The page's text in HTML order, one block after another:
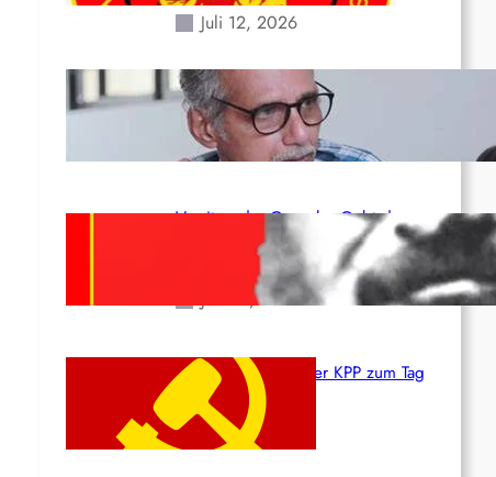
Juli 12, 2026
Indien: „Die Politik der
Kapitulation“ von K. Murali (Ajith)
Juli 1, 2026
Vorsitzender Gonzalo: Gebt das
Leben für die Partei und die
Juni 19, 2026
Beschluss des ZK der KPP zum Tag
des Heldentums
Juni 19, 2026